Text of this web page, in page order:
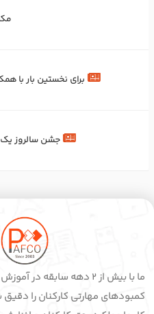
برای‌ نخستین‌ بار با
جشن سالروز
ما با بیش از 2 دهه
کمبودهای مهارتی کارکنان را